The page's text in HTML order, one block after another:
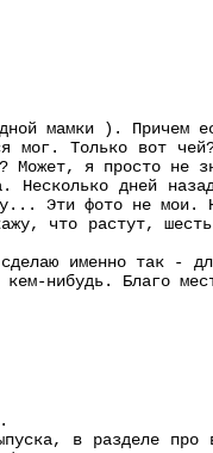
мамки ). Причем
мог. Только вот
Может, я просто не
Несколько дней
Эти фото не мои.
что растут,
именно так -
нибудь. Благо
в разделе про